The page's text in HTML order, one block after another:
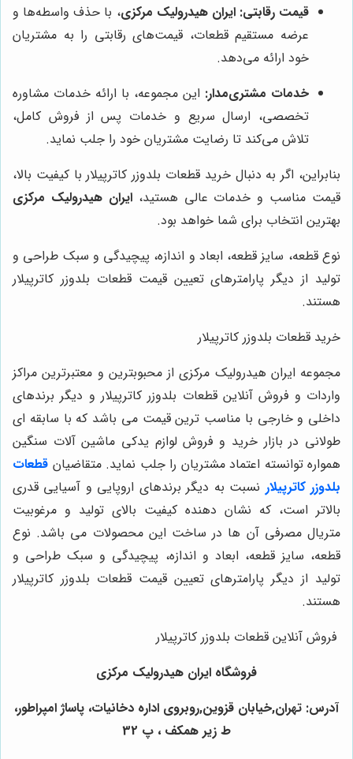
قیمت رقابتی: ایران هیدرولیک مرکزی، با حذف واسطه‌ها و
عرضه مستقیم قطعات، قیمت‌های رقابتی را به مشتریان
خود ارائه می‌دهد.
خدمات مشتری‌مدار: این مجموعه، با ارائه خدمات مشاوره
تخصصی، ارسال سریع و خدمات پس از فروش کامل،
تلاش می‌کند تا رضایت مشتریان خود را جلب نماید.
بنابراین، اگر به دنبال خرید قطعات بلدوزر کاترپیلار با کیفیت بالا،
قیمت مناسب و خدمات عالی هستید،ایران هیدرولیک مرکزی
بهترین انتخاب برای شما خواهد بود.
نوع قطعه، سایز قطعه، ابعاد و اندازه، پیچیدگی و سبک طراحی و
تولید از دیگر پارامترهای تعیین قیمت قطعات بلدوزر کاترپیلار
هستند.
خرید قطعات بلدوزر کاترپیلار
مجموعه ایران هیدرولیک مرکزی از محبوبترین و معتبرترین مراکز
واردات و فروش آنلاین قطعات بلدوزر کاترپیلار و دیگر برندهای
داخلی و خارجی با مناسب ترین قیمت می باشد که با سابقه ای
طولانی در بازار خرید و فروش لوازم یدکی ماشین آلات سنگین
همواره توانسته اعتماد مشتریان را جلب نماید. متقاضیان قطعات
بلدوزر کاترپیلار نسبت به دیگر برندهای اروپایی و آسیایی قدری
بالاتر است، که نشان دهنده کیفیت بالای تولید و مرغوبیت
متریال مصرفی آن ها در ساخت این محصولات می باشد. نوع
قطعه، سایز قطعه، ابعاد و اندازه، پیچیدگی و سبک طراحی و
تولید از دیگر پارامترهای تعیین قیمت قطعات بلدوزر کاترپیلار
هستند.
فروش آنلاین قطعات بلدوزر کاترپیلار
فروشگاه ایران هیدرولیک مرکزی
آدرس: تهران,خیابان قزوین,روبروی اداره دخانیات، پاساژ امپراطور،
ط زیر همکف ، پ 32